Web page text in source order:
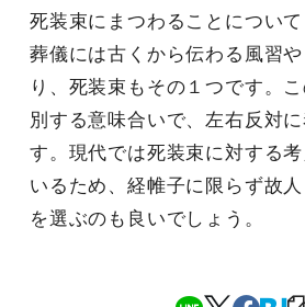
死装束にまつわることについて
葬儀には古くから伝わる風習
り、死装束もその１つです。
別する意味合いで、左右反対
す。現代では死装束に対する
いるため、経帷子に限らず故
を選ぶのも良いでしょう。